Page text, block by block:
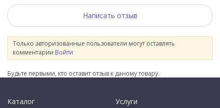
Написать отзыв
Только авторизованные пользователи могут оставлять
комментарии Войти
Будьте первыми, кто оставит отзыв к даному товару.
Каталог Услуги